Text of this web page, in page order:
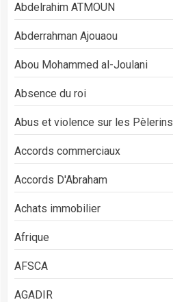
Abdelrahim ATMOUN
Abderrahman Ajouaou
Abou Mohammed al-Joulani
Absence du roi
Abus et violence sur les Pèlerins
Accords commerciaux
Accords D'Abraham
Achats immobilier
Afrique
AFSCA
AGADIR